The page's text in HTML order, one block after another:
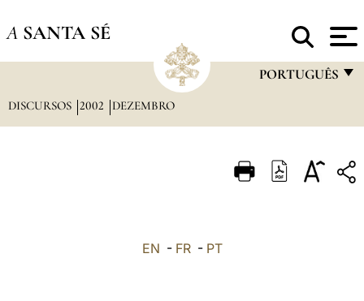
A SANTA SÉ
PORTUGUÊS
ITALIANO
DISCURSOS 2002 DEZEMBRO
EN - FR- PT